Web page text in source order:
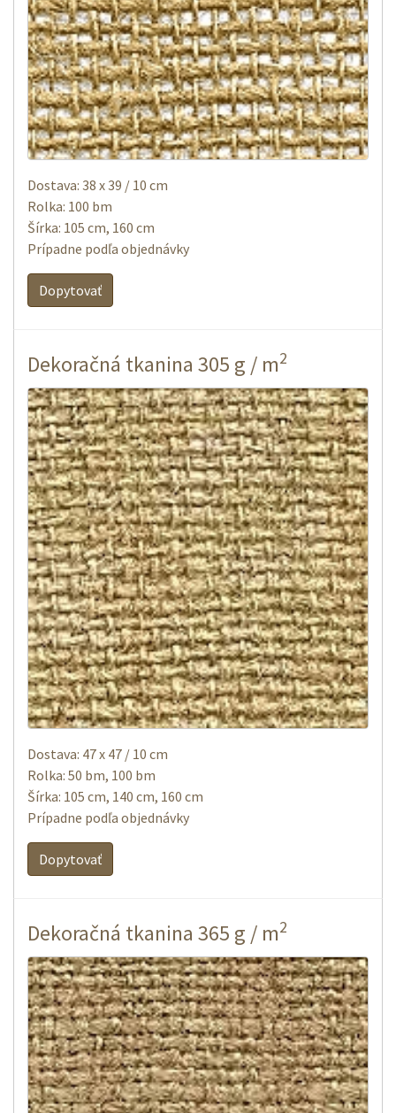
Dostava: 38 x 39 / 10 cm
Rolka: 100 bm
Šírka: 105 cm, 160 cm
Prípadne podľa objednávky
Dopytovať
Dekoračná tkanina 305 g / m2
Dostava: 47 x 47 / 10 cm
Rolka: 50 bm, 100 bm
Šírka: 105 cm, 140 cm, 160 cm
Prípadne podľa objednávky
Dopytovať
Dekoračná tkanina 365 g / m2